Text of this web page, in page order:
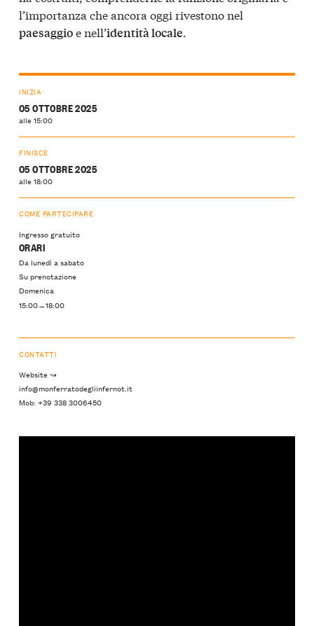
l’importanza che ancora oggi rivestono nel
paesaggioe nell’identità locale.
INIZIA
05 OTTOBRE 2025
alle 15:00
FINISCE
05 OTTOBRE 2025
alle 18:00
COME PARTECIPARE
Ingresso gratuito
ORARI
Da lunedì a sabato
Su prenotazione
Domenica
15:00→18:00
CONTATTI
Website ↝
info@monferratodegliinfernot.it
Mob: +39 338 3006450